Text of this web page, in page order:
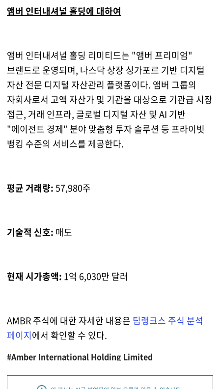
앰버 인터내셔널 홀딩에 대하여
앰버 인터내셔널 홀딩 리미티드는 "앰버 프리미엄"
브랜드로 운영되며, 나스닥 상장 싱가포르 기반 디지털
자산 전문 디지털 자산관리 플랫폼이다. 앰버 그룹의
자회사로서 고액 자산가 및 기관을 대상으로 기관급 시장
접근, 거래 인프라, 글로벌 디지털 자산 및 AI 기반
"에이전트 경제" 분야 맞춤형 투자 솔루션 등 프라이빗
뱅킹 수준의 서비스를 제공한다.
평균 거래량:57,980주
기술적 신호: 매도
현재 시가총액: 1억 6,030만 달러
AMBR 주식에 대한 자세한 내용은 팁랭크스 주식 분석
페이지에서 확인할 수 있다.
#Amber International Holding Limited